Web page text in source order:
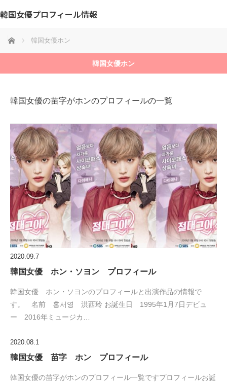
韓国女優プロフィール情報
ホーム 韓国女優ホン
韓国女優ホン
韓国女優の苗字がホンのプロフィールの一覧
2020.09.7
韓国女優 ホン・ソヨン プロフィール
韓国女優 ホン・ソヨンのプロフィールと出演作品の情報で
す。 名前 홍서영 洪西玲 お誕生日 1995年1月7日デビュ
ー 2016年ミュージカ…
2020.08.1
韓国女優 苗字 ホン プロフィール
韓国女優の苗字がホンのプロフィール一覧ですプロフィールお誕